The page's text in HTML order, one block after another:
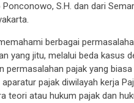
S.H. dan dari
berbagai
yang jitu, melalui beda kasus
pajak yang biasa
pajak diwilayah kerja
teori atau hukum pajak dan